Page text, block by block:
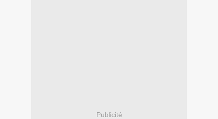
Publicité